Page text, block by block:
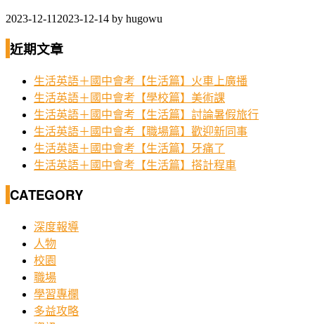
2023-12-11 2023-12-14 by hugowu
近期文章
生活英語＋國中會考【生活篇】火車上廣播
生活英語＋國中會考【學校篇】美術課
生活英語＋國中會考【生活篇】討論暑假旅行
生活英語＋國中會考【職場篇】歡迎新同事
生活英語＋國中會考【生活篇】牙痛了
生活英語＋國中會考【生活篇】搭計程車
CATEGORY
深度報導
人物
校園
職場
學習專欄
多益攻略